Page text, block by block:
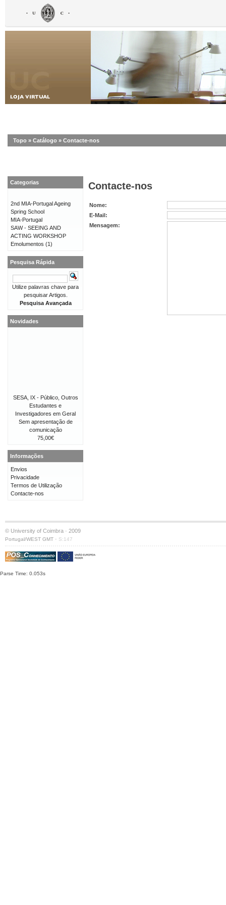
Topo » Catálogo » Contacte-nos
Contacte-nos
Nome:
E-Mail:
Mensagem:
Categorias
2nd MIA-Portugal Ageing
Spring School
MIA-Portugal
SAW - SEEING AND
ACTING WORKSHOP
Emolumentos (1)
Pesquisa Rápida
Utilize palavras chave para
pesquisar Artigos.
Pesquisa Avançada
Novidades
SESA, IX - Público, Outros
Estudantes e
Investigadores em Geral
Sem apresentação de
comunicação
75,00€
Informações
Envios
Privacidade
Termos de Utilização
Contacte-nos
© University of Coimbra · 2009
Portugal/WEST GMT · S:147
Parse Time: 0.053s